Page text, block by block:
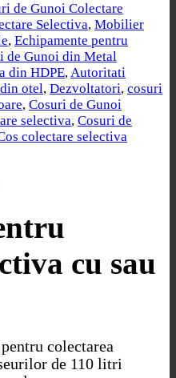
de Gunoi Colectare
Selectiva, Mobilier
, Echipamente pentru
de Gunoi din Metal
din HDPE,Autoritati
otel, Dezvoltatori, cosuri
, Cosuri de Gunoi
selectiva, Cosuri de
colectare selectiva
cu sau
colectarea
de 110 litri